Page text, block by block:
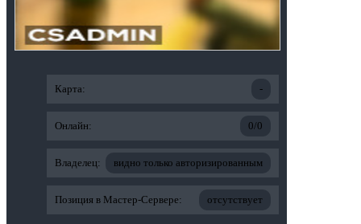
Карта: -
Онлайн: 0/0
Владелец: видно только авторизированным
Позиция в Мастер-Сервере: отсутствует